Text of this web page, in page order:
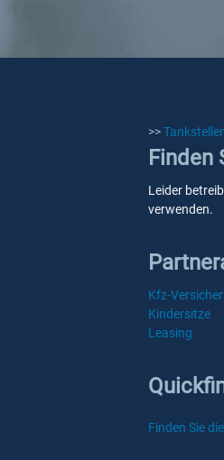
>>
Finden
Leider
verwenden.
Kfz-
Kindersitze
Leasing
Finden Sie